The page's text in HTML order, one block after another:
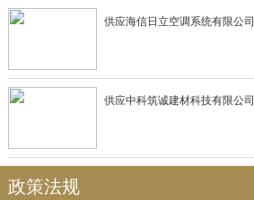
供应海信日立空调系统有限公司
供应中科筑诚建材科技有限公司
政策法规